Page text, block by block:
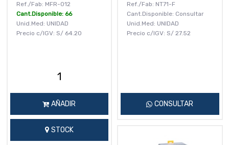
Ref./Fab: MFR-012
Cant.Disponible: 66
Unid.Med: UNIDAD
Precio c/IGV: S/ 64.20
AÑADIR
STOCK
Ref./Fab: NT71-F
Cant.Disponible: Consultar
Unid.Med: UNIDAD
Precio c/IGV: S/ 27.52
CONSULTAR